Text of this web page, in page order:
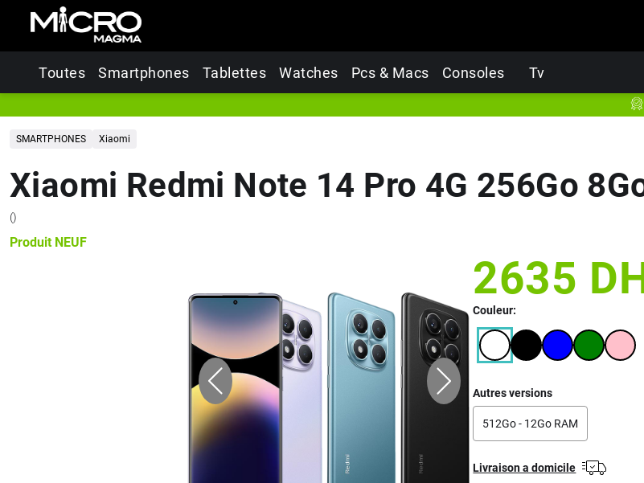
Toutes Smartphones Tablettes Watches Pcs & Macs Consoles Tv
SMARTPHONES Xiaomi
Xiaomi Redmi Note 14 Pro 4G 256Go
()
Produit NEUF
2635
Couleur:
Autres versions
512Go - 12Go RAM
Livraison a domicile